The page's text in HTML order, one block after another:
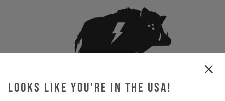
Looks like you're in the USA!